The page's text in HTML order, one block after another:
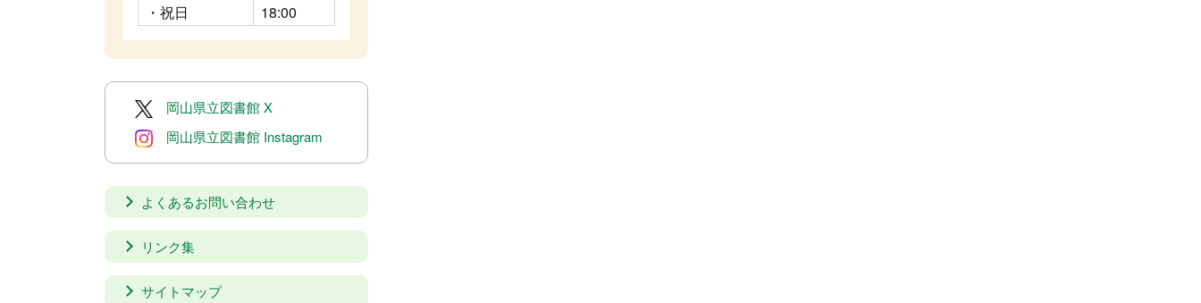
・祝日
18:00
岡山県立図書館 X
岡山県立図書館 Instagram
よくあるお問い合わせ
リンク集
サイトマップ